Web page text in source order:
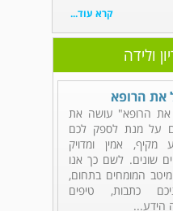
קרא עוד...
ולידה
את הרופא
הרופא" עושה את
על מנת לספק לכם
מקיף, אמין ומדויק
שונים. לשם כך אנו
המומחים בתחום,
כתבות, טיפים
הידע...